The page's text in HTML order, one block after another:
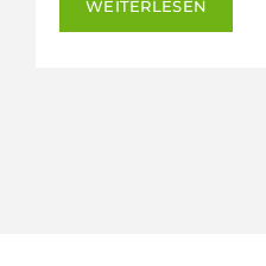
WEITERLESEN